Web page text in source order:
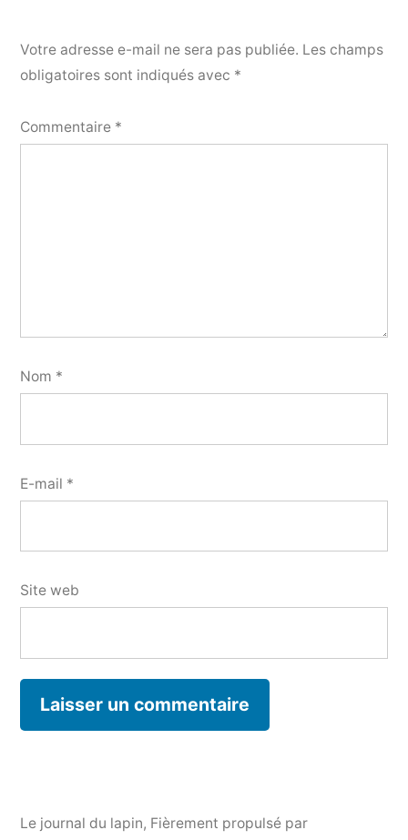
Votre adresse e-mail ne sera pas publiée. Les champs
obligatoires sont indiqués avec *
Commentaire *
Nom *
E-mail *
Site web
Le journal du lapin, Fièrement propulsé par